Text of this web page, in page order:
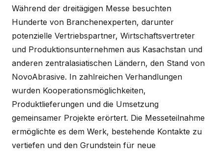
Während der dreitägigen Messe besuchten
Hunderte von Branchenexperten, darunter
potenzielle Vertriebspartner, Wirtschaftsvertreter
und Produktionsunternehmen aus Kasachstan und
anderen zentralasiatischen Ländern, den Stand von
NovoAbrasive. In zahlreichen Verhandlungen
wurden Kooperationsmöglichkeiten,
Produktlieferungen und die Umsetzung
gemeinsamer Projekte erörtert. Die Messeteilnahme
ermöglichte es dem Werk, bestehende Kontakte zu
vertiefen und den Grundstein für neue